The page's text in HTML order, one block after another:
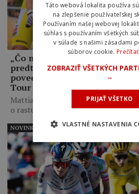
„Čo mám robiť, keď som
predtým, a on mi napriek
povedal Jonas Vingegaard o
Tour de France
Mattias Skjelmose prezradil, čo mu
o rastúcom výkonnostnom…
NOVINKY
Táto webová lokalita používa
na zlepšenie používateľskej
Používaním našej webovej
súhlas s používaním všetkých
v súlade s našimi zásadami
súborov cookie.
ZOBRAZIŤ VŠETKÝCH
→
PRIJAŤ VŠETKO
VLASTNÉ NASTAVENIA